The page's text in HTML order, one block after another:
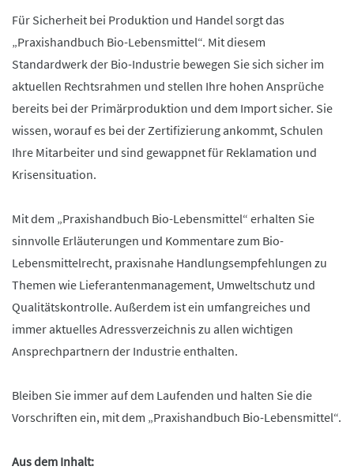
Für Sicherheit bei Produktion und Handel sorgt das
„Praxishandbuch Bio-Lebensmittel“. Mit diesem
Standardwerk der Bio-Industrie bewegen Sie sich sicher im
aktuellen Rechtsrahmen und stellen Ihre hohen Ansprüche
bereits bei der Primärproduktion und dem Import sicher. Sie
wissen, worauf es bei der Zertifizierung ankommt, Schulen
Ihre Mitarbeiter und sind gewappnet für Reklamation und
Krisensituation.
Mit dem „Praxishandbuch Bio-Lebensmittel“ erhalten Sie
sinnvolle Erläuterungen und Kommentare zum Bio-
Lebensmittelrecht, praxisnahe Handlungsempfehlungen zu
Themen wie Lieferantenmanagement, Umweltschutz und
Qualitätskontrolle. Außerdem ist ein umfangreiches und
immer aktuelles Adressverzeichnis zu allen wichtigen
Ansprechpartnern der Industrie enthalten.
Bleiben Sie immer auf dem Laufenden und halten Sie die
Vorschriften ein, mit dem „Praxishandbuch Bio-Lebensmittel“.
Aus dem Inhalt: